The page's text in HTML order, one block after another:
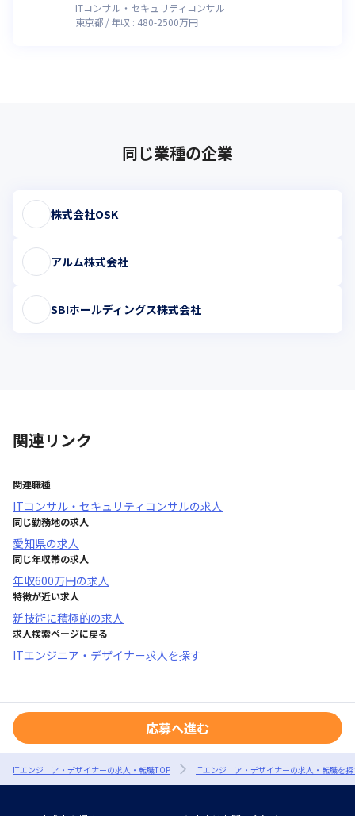
ITコンサル・セキュリティコンサル
東京都
年収 : 480-2500万円
同じ業種の企業
株式会社OSK
アルム株式会社
SBIホールディングス株式会社
関連リンク
関連職種
ITコンサル・セキュリティコンサルの求人
同じ勤務地の求人
愛知県の求人
同じ年収帯の求人
年収600万円の求人
特徴が近い求人
新技術に積極的の求人
求人検索ページに戻る
ITエンジニア・デザイナー求人を探す
応募へ進む
ITエンジニア・デザイナーの求人・転職TOP ITエンジニア・デザイナーの求人・転職を